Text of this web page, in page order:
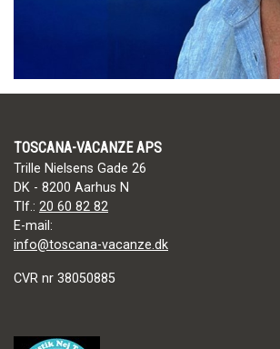
TOSCANA-VACANZE APS
Trille Nielsens Gade 26
DK - 8200 Aarhus N
Tlf.: 20 60 82 82
E-mail:
info@toscana-vacanze.dk
CVR nr 38050885